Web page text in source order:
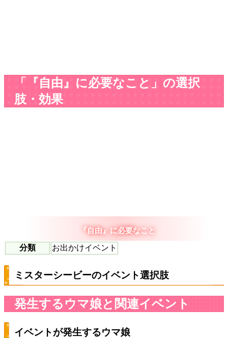
「『自由』に必要なこと」の選択
肢・効果
『自由』に必要なこと
分類 お出かけイベント
ミスターシービーのイベント選択肢
発生するウマ娘と関連イベント
イベントが発生するウマ娘